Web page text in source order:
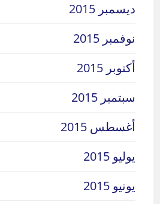
ديسمبر 2015
نوفمبر 2015
أكتوبر 2015
سبتمبر 2015
أغسطس 2015
يوليو 2015
يونيو 2015